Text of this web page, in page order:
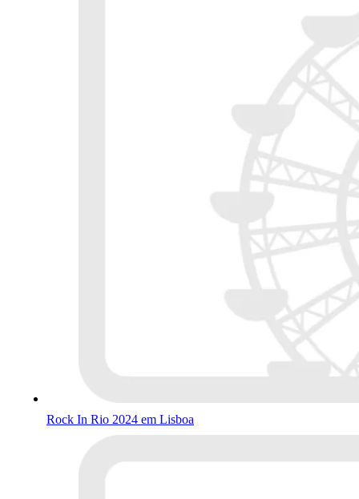
Rock In Rio 2024 em Lisboa